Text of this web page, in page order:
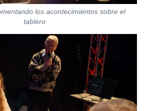
los acontecimientos sobre el
tablero